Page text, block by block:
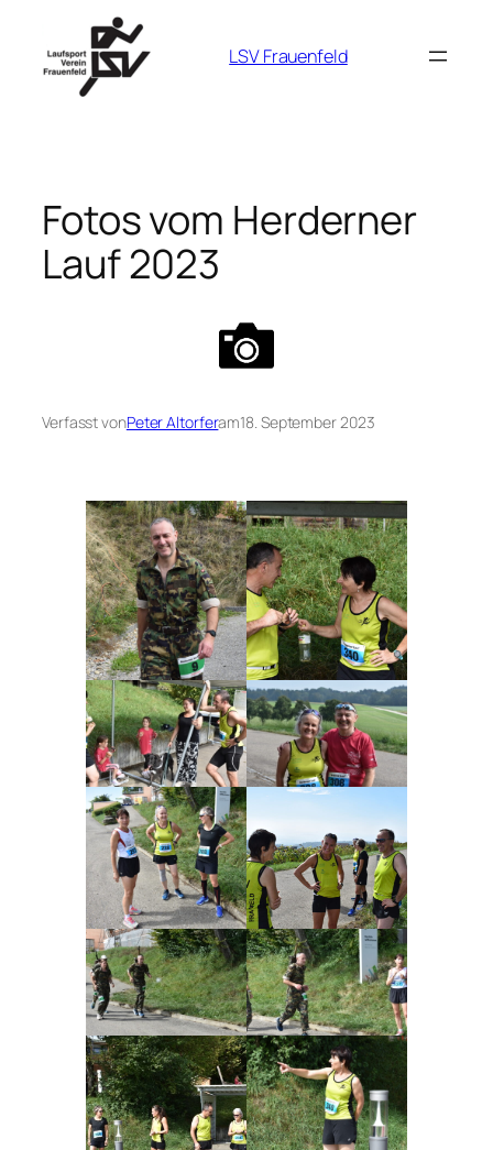
springen
LSV Frauenfeld
Fotos vom Herderner
Lauf 2023
Verfasst vonPeter Altorferam18. September 2023